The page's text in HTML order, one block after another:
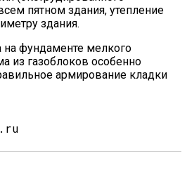
пятном здания, утепление
здания.
на фундаменте мелкого
из газоблоков особенно
армирование кладки